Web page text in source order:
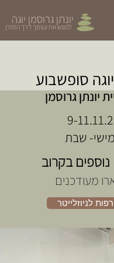
יונתן גרוסמן יוגה
לפגוש את עצמך דרך המזרן
סופשבוע
יונתן גרוסמן
9-
שבת
בקרוב
מעודכנים
לניוזלייטר